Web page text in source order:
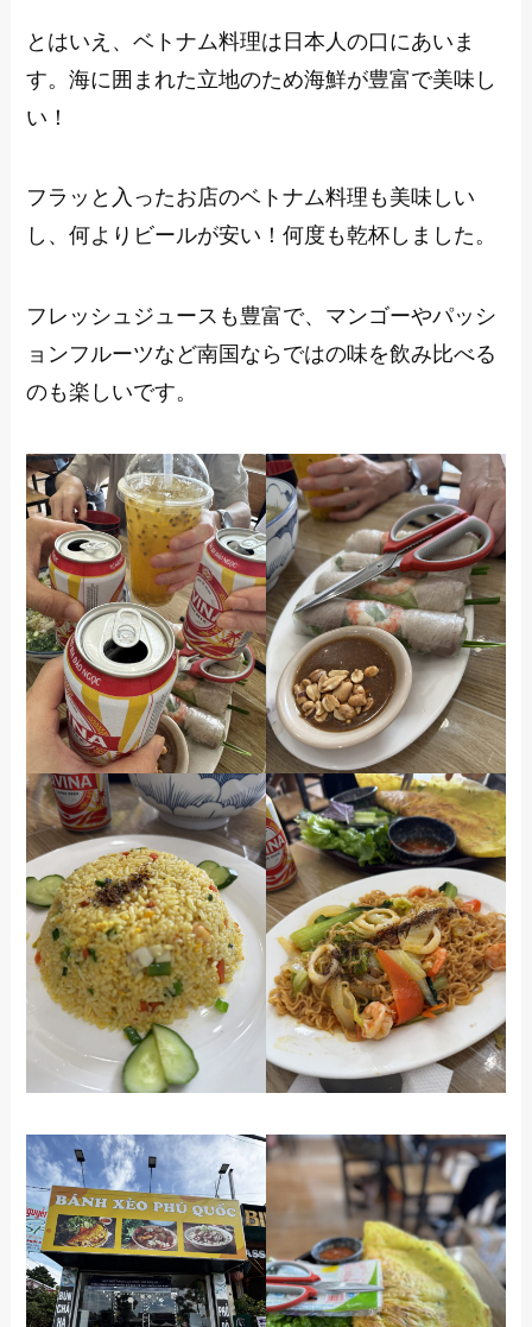
とはいえ、ベトナム料理は日本人の口にあいま
す。海に囲まれた立地のため海鮮が豊富で美味し
い！
フラッと入ったお店のベトナム料理も美味しい
し、何よりビールが安い！何度も乾杯しました。
フレッシュジュースも豊富で、マンゴーやパッシ
ョンフルーツなど南国ならではの味を飲み比べる
のも楽しいです。